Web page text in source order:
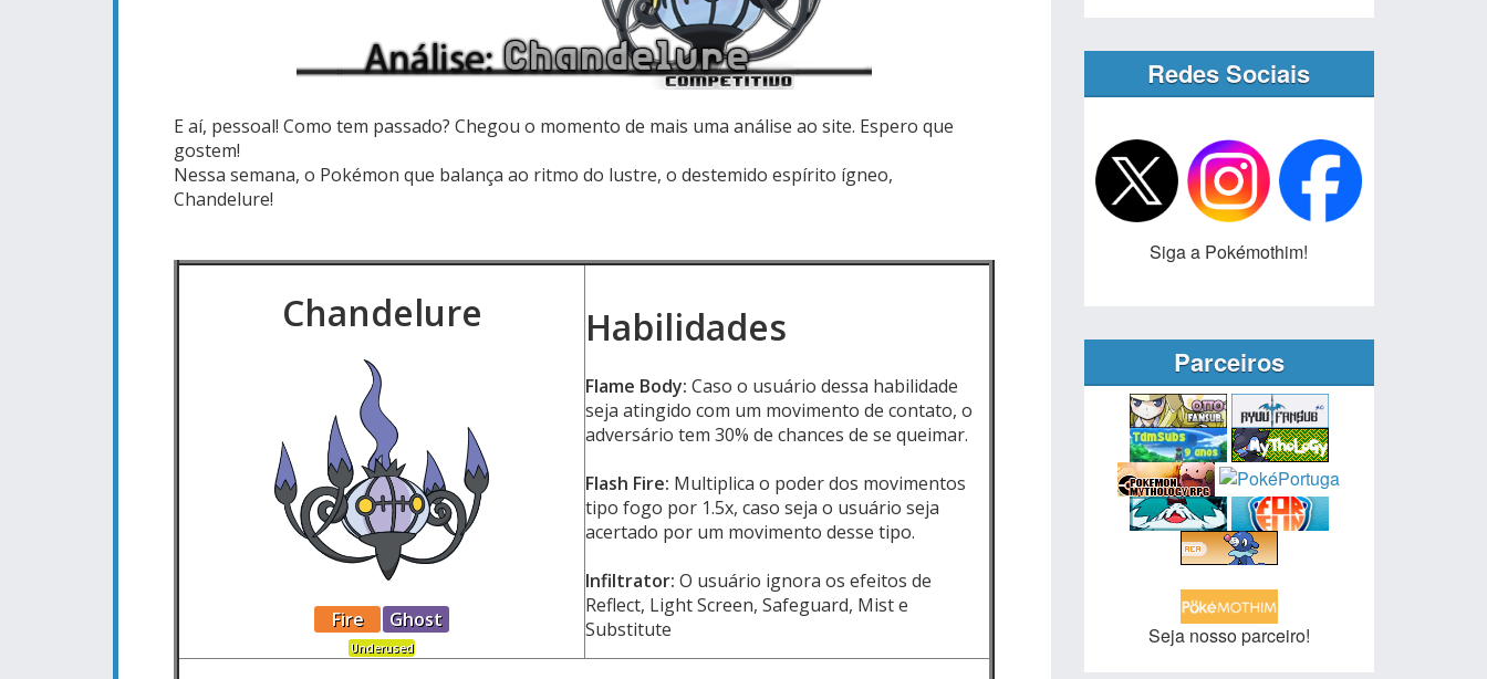
E aí, pessoal! Como tem passado? Chegou o momento de mais uma análise ao site. Espero que
gostem!
Nessa semana, o Pokémon que balança ao ritmo do lustre, o destemido espírito ígneo,
Chandelure!
Chandelure
Fire Ghost
Underused
Habilidades
Flame Body: Caso o usuário dessa habilidade
seja atingido com um movimento de contato, o
adversário tem 30% de chances de se queimar.
Flash Fire: Multiplica o poder dos movimentos
tipo fogo por 1.5x, caso seja o usuário seja
acertado por um movimento desse tipo.
Infiltrator: O usuário ignora os efeitos de
Reflect, Light Screen, Safeguard, Mist e
Substitute
Redes Sociais
Siga a Pokémothim!
Parceiros
Seja nosso parceiro!